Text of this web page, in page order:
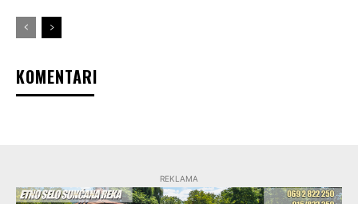
KOMENTARI
REKLAMA